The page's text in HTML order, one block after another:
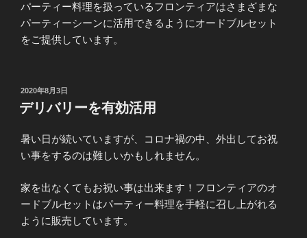
パーティー料理を扱っているフロンティアはさまざまな
パーティーシーンに活用できるようにオードブルセット
をご提供しています。
投
稿
日:
2020年8月3日
デリバリーを有効活用
暑い日が続いていますが、コロナ禍の中、外出してお祝
い事をするのは難しいかもしれません。
家を出なくてもお祝い事は出来ます！フロンティアのオ
ードブルセットはパーティー料理を手軽に召し上がれる
ように販売しています。